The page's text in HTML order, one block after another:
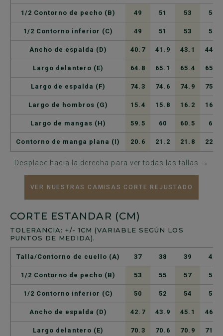
1/2 Contorno de pecho (B) 49 51 53 55
1/2 Contorno inferior (C) 49 51 53 55
Ancho de espalda (D) 40.7 41.9 43.1 44.3
Largo delantero (E) 64.8 65.1 65.4 65.7
Largo de espalda (F) 74.3 74.6 74.9 75.2
Largo de hombros (G) 15.4 15.8 16.2 16.6
Largo de mangas (H) 59.5 60 60.5 61
Contorno de manga plana (I) 20.6 21.2 21.8 22.4
Desplace hacia la derecha para ver todas las tallas →
VER NUESTRAS CAMISAS CORTE REJUSTADO
CORTE ESTANDAR (CM)
TOLERANCIA: +/- 1CM (VARIABLE SEGÚN LOS
PUNTOS DE MEDIDA).
Talla/Contorno de cuello (A) 37 38 39 40
1/2 Contorno de pecho (B) 53 55 57 59
1/2 Contorno inferior (C) 50 52 54 56
Ancho de espalda (D) 42.7 43.9 45.1 46.3
Largo delantero (E) 70.3 70.6 70.9 71.2